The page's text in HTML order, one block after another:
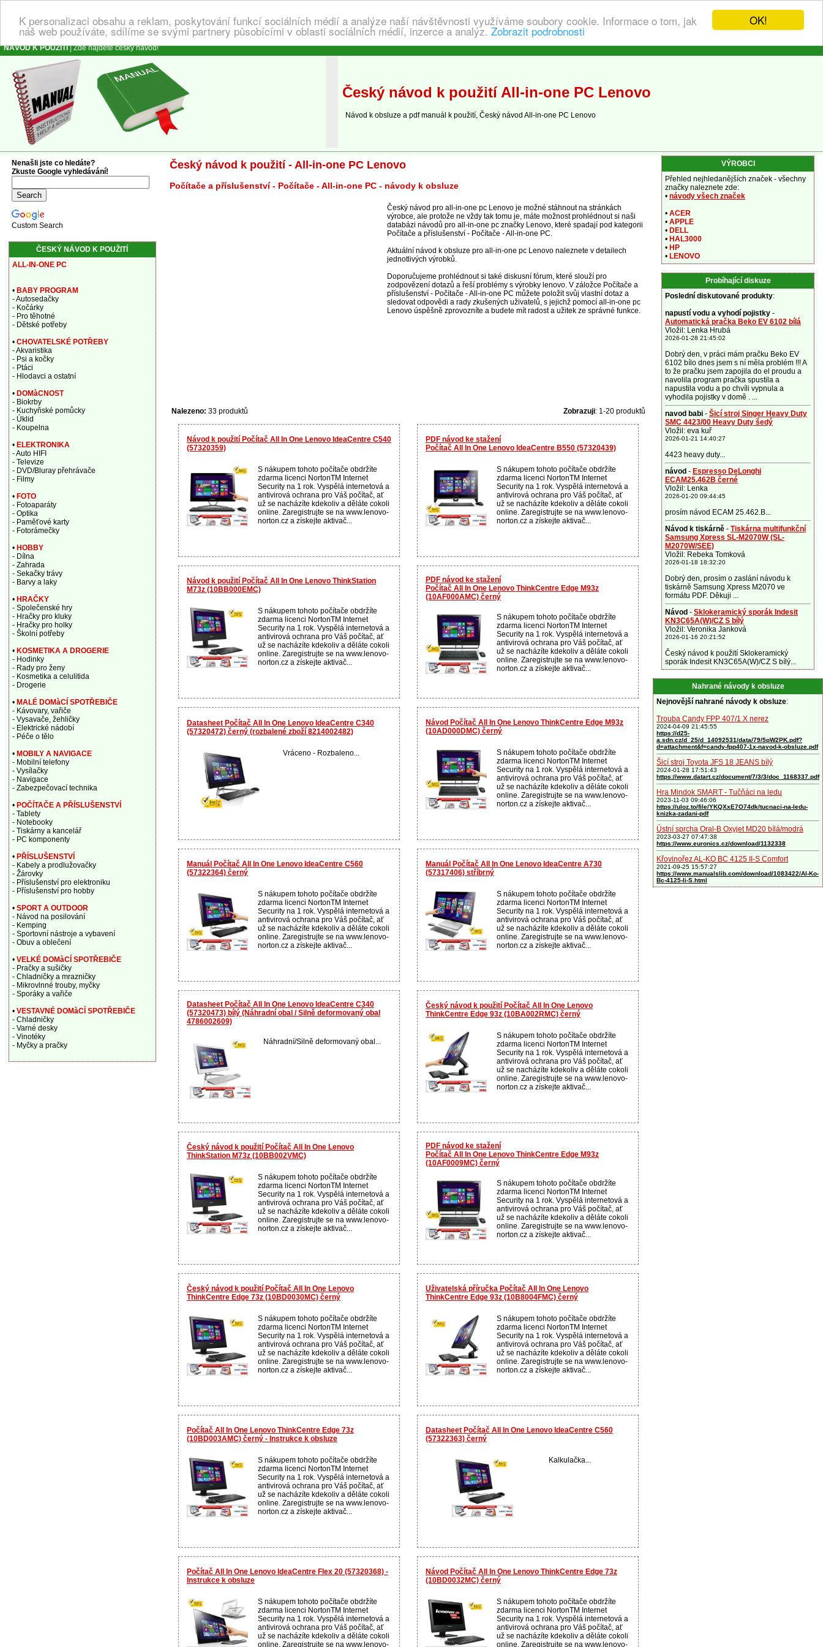
OK!
K personalizaci obsahu a reklam, poskytování funkcí sociálních médií a analýze naší návštěvnosti využíváme soubory cookie. Informace o tom, jak
náš web používáte, sdílíme se svými partnery působícími v oblasti sociálních médií, inzerce a analýz. Zobrazit podrobnosti
NÁVOD K POUŽITÍ| Zde najdete český návod!
Český návod k použití All-in-one PC Lenovo
Návod k obsluze a pdf manuál k použití, Český návod All-in-one PC Lenovo
Český návod k použití - All-in-one PC Lenovo
Počítače a příslušenství - Počítače - All-in-one PC - návody k obsluze
Český návod pro all-in-one pc Lenovo je možné stáhnout na stránkách
výrobce, ale protože ne vždy tak tomu je, máte možnost prohlédnout si naši
databázi návodů pro all-in-one pc značky Lenovo, které spadají pod kategorii
Počítače a příslušenství - Počítače - All-in-one PC.
Aktuální návod k obsluze pro all-in-one pc Lenovo naleznete v detailech
jednotlivých výrobků.
Doporučujeme prohlédnout si také diskusní fórum, které slouží pro
zodpovězení dotazů a řeší problémy s výrobky lenovo. V záložce Počítače a
příslušenství - Počítače - All-in-one PC můžete položit svůj vlastní dotaz a
sledovat odpovědi a rady zkušených uživatelů, s jejichž pomocí all-in-one pc
Lenovo úspěšně zprovozníte a budete mít radost a užitek ze správné funkce.
Nalezeno: 33 produktů Zobrazuji: 1-20 produktů
Návod k použití Počítač All In One Lenovo IdeaCentre C540
(57320359)
S nákupem tohoto počítače obdržíte
zdarma licenci NortonTM Internet
Security na 1 rok. Vyspělá internetová a
antivirová ochrana pro Váš počítač, ať
už se nacházíte kdekoliv a děláte cokoli
online. Zaregistrujte se na www.lenovo-
norton.cz a získejte aktivač...
PDF návod ke stažení
Počítač All In One Lenovo IdeaCentre B550 (57320439)
S nákupem tohoto počítače obdržíte
zdarma licenci NortonTM Internet
Security na 1 rok. Vyspělá internetová a
antivirová ochrana pro Váš počítač, ať
už se nacházíte kdekoliv a děláte cokoli
online. Zaregistrujte se na www.lenovo-
norton.cz a získejte aktivač...
Návod k použití Počítač All In One Lenovo ThinkStation
M73z (10BB000EMC)
S nákupem tohoto počítače obdržíte
zdarma licenci NortonTM Internet
Security na 1 rok. Vyspělá internetová a
antivirová ochrana pro Váš počítač, ať
už se nacházíte kdekoliv a děláte cokoli
online. Zaregistrujte se na www.lenovo-
norton.cz a získejte aktivač...
PDF návod ke stažení
Počítač All In One Lenovo ThinkCentre Edge M93z
(10AF000AMC) černý
S nákupem tohoto počítače obdržíte
zdarma licenci NortonTM Internet
Security na 1 rok. Vyspělá internetová a
antivirová ochrana pro Váš počítač, ať
už se nacházíte kdekoliv a děláte cokoli
online. Zaregistrujte se na www.lenovo-
norton.cz a získejte aktivač...
Datasheet Počítač All In One Lenovo IdeaCentre C340
(57320472) černý (rozbalené zboží 8214002482)
Vráceno - Rozbaleno...
Návod Počítač All In One Lenovo ThinkCentre Edge M93z
(10AD000DMC) černý
S nákupem tohoto počítače obdržíte
zdarma licenci NortonTM Internet
Security na 1 rok. Vyspělá internetová a
antivirová ochrana pro Váš počítač, ať
už se nacházíte kdekoliv a děláte cokoli
online. Zaregistrujte se na www.lenovo-
norton.cz a získejte aktivač...
Manuál Počítač All In One Lenovo IdeaCentre C560
(57322364) černý
S nákupem tohoto počítače obdržíte
zdarma licenci NortonTM Internet
Security na 1 rok. Vyspělá internetová a
antivirová ochrana pro Váš počítač, ať
už se nacházíte kdekoliv a děláte cokoli
online. Zaregistrujte se na www.lenovo-
norton.cz a získejte aktivač...
Manuál Počítač All In One Lenovo IdeaCentre A730
(57317406) stříbrný
S nákupem tohoto počítače obdržíte
zdarma licenci NortonTM Internet
Security na 1 rok. Vyspělá internetová a
antivirová ochrana pro Váš počítač, ať
už se nacházíte kdekoliv a děláte cokoli
online. Zaregistrujte se na www.lenovo-
norton.cz a získejte aktivač...
Datasheet Počítač All In One Lenovo IdeaCentre C340
(57320473) bílý (Náhradní obal / Silně deformovaný obal
4786002609)
Náhradní/Silně deformovaný obal...
Český návod k použití Počítač All In One Lenovo
ThinkCentre Edge 93z (10BA002RMC) černý
S nákupem tohoto počítače obdržíte
zdarma licenci NortonTM Internet
Security na 1 rok. Vyspělá internetová a
antivirová ochrana pro Váš počítač, ať
už se nacházíte kdekoliv a děláte cokoli
online. Zaregistrujte se na www.lenovo-
norton.cz a získejte aktivač...
Český návod k použití Počítač All In One Lenovo
ThinkStation M73z (10BB002VMC)
S nákupem tohoto počítače obdržíte
zdarma licenci NortonTM Internet
Security na 1 rok. Vyspělá internetová a
antivirová ochrana pro Váš počítač, ať
už se nacházíte kdekoliv a děláte cokoli
online. Zaregistrujte se na www.lenovo-
norton.cz a získejte aktivač...
PDF návod ke stažení
Počítač All In One Lenovo ThinkCentre Edge M93z
(10AF0009MC) černý
S nákupem tohoto počítače obdržíte
zdarma licenci NortonTM Internet
Security na 1 rok. Vyspělá internetová a
antivirová ochrana pro Váš počítač, ať
už se nacházíte kdekoliv a děláte cokoli
online. Zaregistrujte se na www.lenovo-
norton.cz a získejte aktivač...
Český návod k použití Počítač All In One Lenovo
ThinkCentre Edge 73z (10BD0030MC) černý
S nákupem tohoto počítače obdržíte
zdarma licenci NortonTM Internet
Security na 1 rok. Vyspělá internetová a
antivirová ochrana pro Váš počítač, ať
už se nacházíte kdekoliv a děláte cokoli
online. Zaregistrujte se na www.lenovo-
norton.cz a získejte aktivač...
Uživatelská příručka Počítač All In One Lenovo
ThinkCentre Edge 93z (10B8004FMC) černý
S nákupem tohoto počítače obdržíte
zdarma licenci NortonTM Internet
Security na 1 rok. Vyspělá internetová a
antivirová ochrana pro Váš počítač, ať
už se nacházíte kdekoliv a děláte cokoli
online. Zaregistrujte se na www.lenovo-
norton.cz a získejte aktivač...
Počítač All In One Lenovo ThinkCentre Edge 73z
(10BD003AMC) černý - Instrukce k obsluze
S nákupem tohoto počítače obdržíte
zdarma licenci NortonTM Internet
Security na 1 rok. Vyspělá internetová a
antivirová ochrana pro Váš počítač, ať
už se nacházíte kdekoliv a děláte cokoli
online. Zaregistrujte se na www.lenovo-
norton.cz a získejte aktivač...
Datasheet Počítač All In One Lenovo IdeaCentre C560
(57322363) černý
Kalkulačka...
Počítač All In One Lenovo IdeaCentre Flex 20 (57320368) -
Instrukce k obsluze
S nákupem tohoto počítače obdržíte
zdarma licenci NortonTM Internet
Security na 1 rok. Vyspělá internetová a
antivirová ochrana pro Váš počítač, ať
už se nacházíte kdekoliv a děláte cokoli
online. Zaregistrujte se na www.lenovo-
Návod Počítač All In One Lenovo ThinkCentre Edge 73z
(10BD0032MC) černý
S nákupem tohoto počítače obdržíte
zdarma licenci NortonTM Internet
Security na 1 rok. Vyspělá internetová a
antivirová ochrana pro Váš počítač, ať
už se nacházíte kdekoliv a děláte cokoli
online. Zaregistrujte se na www.lenovo-
Nenašli jste co hledáte?
Zkuste Google vyhledávání!
Custom Search
ČESKÝ NÁVOD K POUŽITÍ
ALL-IN-ONE PC
• BABY PROGRAM
- Autosedačky
- Kočárky
- Pro těhotné
- Dětské potřeby
• CHOVATELSKÉ POTŘEBY
- Akvaristika
- Psi a kočky
- Ptáci
- Hlodavci a ostatní
• DOMàCNOST
- Biokrby
- Kuchyňské pomůcky
- Úklid
- Koupelna
• ELEKTRONIKA
- Auto HIFI
- Televize
- DVD/Bluray přehrávače
- Filmy
• FOTO
- Fotoaparáty
- Optika
- Paměťové karty
- Fotorámečky
• HOBBY
- Dílna
- Zahrada
- Sekačky trávy
- Barvy a laky
• HRAČKY
- Společenské hry
- Hračky pro kluky
- Hračky pro holky
- Školní potřeby
• KOSMETIKA A DROGERIE
- Hodinky
- Rady pro ženy
- Kosmetika a celulitida
- Drogerie
• MALÉ DOMàCÍ SPOTŘEBIČE
- Kávovary, vařiče
- Vysavače, žehličky
- Elektrické nádobí
- Péče o tělo
• MOBILY A NAVIGACE
- Mobilní telefony
- Vysílačky
- Navigace
- Zabezpečovací technika
• POČÍTAČE A PŘÍSLUŠENSTVÍ
- Tablety
- Notebooky
- Tiskárny a kancelář
- PC komponenty
• PŘÍSLUŠENSTVÍ
- Kabely a prodlužovačky
- Žárovky
- Příslušenství pro elektroniku
- Příslušenství pro hobby
• SPORT A OUTDOOR
- Návod na posilování
- Kemping
- Sportovní nástroje a vybavení
- Obuv a oblečení
• VELKÉ DOMàCÍ SPOTŘEBIČE
- Pračky a sušičky
- Chladničky a mrazničky
- Mikrovlnné trouby, myčky
- Sporáky a vařiče
• VESTAVNÉ DOMàCÍ SPOTŘEBIČE
- Chladničky
- Varné desky
- Vinotéky
- Myčky a pračky
VÝROBCI
Přehled nejhledanějších značek - všechny
značky naleznete zde:
• návody všech značek
• ACER
• APPLE
• DELL
• HAL3000
• HP
• LENOVO
Probíhající diskuze
Poslední diskutované produkty:
napustí vodu a vyhodí pojistky -
Automatická pračka Beko EV 6102 bílá
Vložil: Lenka Hrubá
2026-01-28 21:45:02
Dobrý den, v práci mám pračku Beko EV
6102 bílo dnes jsem s ní měla problém !!! A
to že pračku jsem zapojila do el proudu a
navolila program pračka spustila a
napustila vodu a po chvíli vypnula a
vyhodila pojistky v domě . ...
navod babi - Šicí stroj Singer Heavy Duty
SMC 4423/00 Heavy Duty šedý
Vložil: eva kuř
2026-01-21 14:40:27
4423 heavy duty...
návod - Espresso DeLonghi
ECAM25.462B černé
Vložil: Lenka
2026-01-20 09:44:45
prosím návod ECAM 25.462.B...
Návod k tiskárně - Tiskárna multifunkční
Samsung Xpress SL-M2070W (SL-
M2070W/SEE)
Vložil: Rebeka Tomková
2026-01-18 18:32:20
Dobrý den, prosím o zaslání návodu k
tiskárně Samsung Xpress M2070 ve
formátu PDF. Děkuji ...
Návod - Sklokeramický sporák Indesit
KN3C65A(W)/CZ S bílý
Vložil: Veronika Janková
2026-01-16 20:21:52
Český návod k použití Sklokeramický
sporák Indesit KN3C65A(W)/CZ S bílý...
Nahrané návody k obsluze
Nejnovější nahrané návody k obsluze:
Trouba Candy FPP 407/1 X nerez
2024-04-09 21:45:55
https://d25-
a.sdn.cz/d_25/d_14092531/data/79/5pW2PK.pdf?
d=attachment&f=candy-fpp407-1x-navod-k-obsluze.pdf
Šicí stroj Toyota JFS 18 JEANS bílý
2024-01-28 17:51:43
https://www.datart.cz/document/7/3/3/doc_1168337.pdf
Hra Mindok SMART - Tučňáci na ledu
2023-11-03 09:46:06
https://uloz.to/file/YKQXxE7O74dk/tucnaci-na-ledu-
knizka-zadani-pdf
Ústní sprcha Oral-B Oxyjet MD20 bílá/modrá
2023-03-27 07:47:38
https://www.euronics.cz/download/1132338
Křovinořez AL-KO BC 4125 II-S Comfort
2021-09-25 15:57:27
https://www.manualslib.com/download/1083422/Al-Ko-
Bc-4125-Ii-S.html